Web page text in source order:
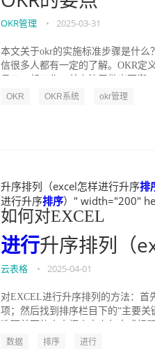
OKR管理 • 2025-03-31
本文关于okr的实施标准步骤是什么
信很多人都有一定的了解。OKR定
OKR OKR系统 okr管理
升序排列（excel怎样进行升序排
进行升序排序）" width="200"
如何对EXCEL
进行升序排列（
云表格 • 2025-04-01
对EXCEL进行升序排列的方法：首
项；然后找到排序栏目下的“主要
数据 排序 进行